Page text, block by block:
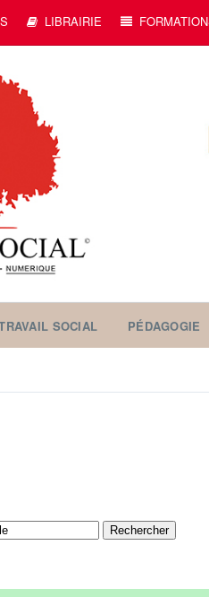
LIBRAIRIE
SOCIAL PÉDAGOGIE